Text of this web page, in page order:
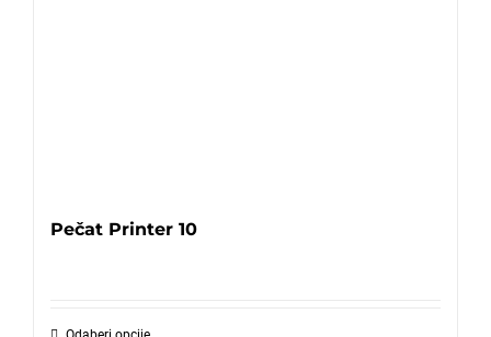
Pečat Printer 10